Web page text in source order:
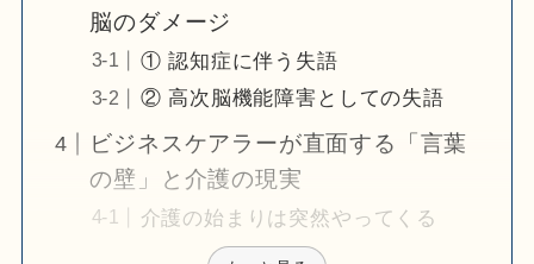
脳のダメージ
① 認知症に伴う失語
② 高次脳機能障害としての失語
ビジネスケアラーが直面する「言葉
の壁」と介護の現実
介護の始まりは突然やってくる